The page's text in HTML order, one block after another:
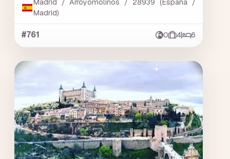
Madrid / Arroyomolinos / 28939 (España /
Madrid)
#761 0 4 6